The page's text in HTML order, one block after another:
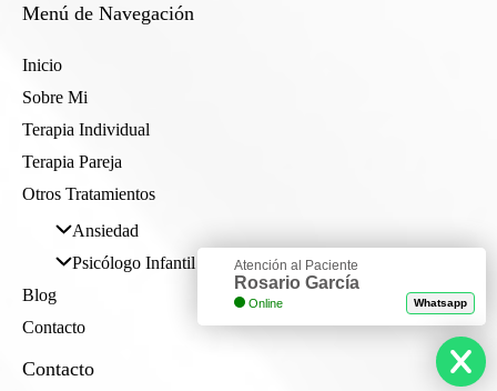
Menú de Navegación
Inicio
Sobre Mi
Terapia Individual
Terapia Pareja
Otros Tratamientos
Ansiedad
Psicólogo Infantil
Blog
Contacto
Contacto
Atención al Paciente
Rosario García
Online Whatsapp